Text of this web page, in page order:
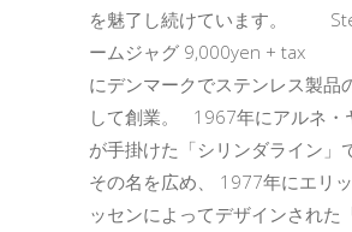
を魅了し続けています。
ームジャグ 9,000yen +
にデンマークでステンレス製品
して創業。 1967年にアルネ・
が手掛けた「シリンダライン」
その名を広め、 1977年にエリ
ッセンによってデザインされた